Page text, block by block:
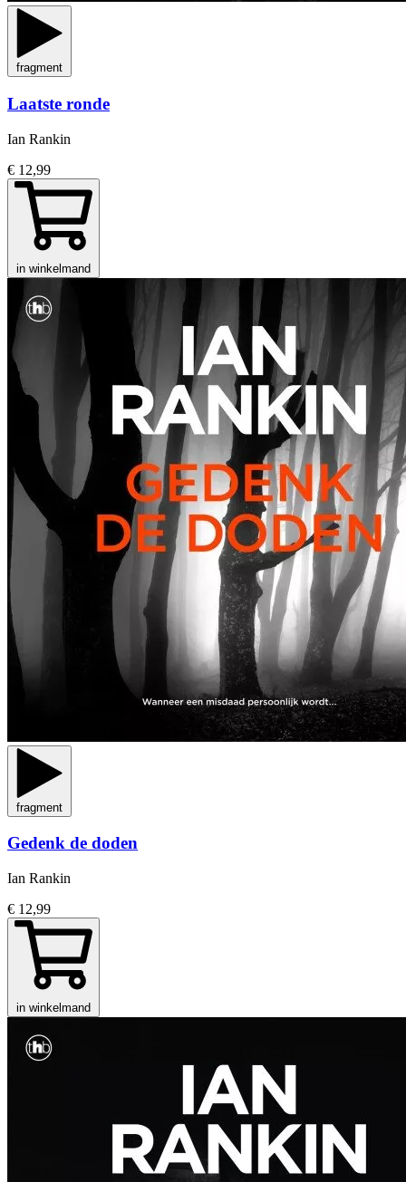
fragment
Laatste ronde
Ian Rankin
€ 12,99
in winkelmand
fragment
Gedenk de doden
Ian Rankin
€ 12,99
in winkelmand